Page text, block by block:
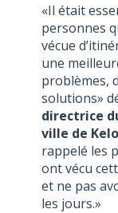
«Il était
personnes
vécue
une
problèmes,
solutions»
directrice
ville de
rappelé les
ont vécu
et ne pas
les jours.»